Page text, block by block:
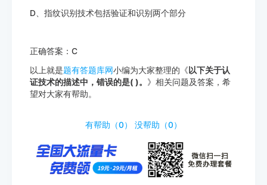
D、指纹识别技术包括验证和识别两个部分
正确答案：C
以上就是题有答题库网小编为大家整理的《以下关于认
证技术的描述中，错误的是( )。 》相关问题及答案，希
望对大家有帮助。
有帮助（0） 没帮助（0）